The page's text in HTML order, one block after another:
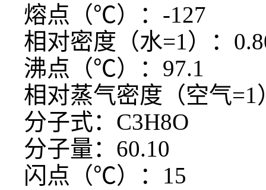
熔点（℃）：-127
相对密度（水=1）：
沸点（℃）：97.1
相对蒸气密度（空气=1
分子式： C3H8O
分子量： 60.10
闪点（℃）：15